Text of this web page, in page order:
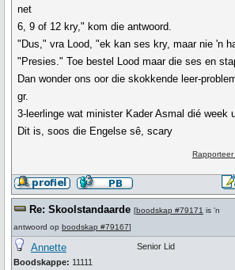
net
6, 9 of 12 kry," kom die antwoord.
"Dus," vra Lood, "ek kan ses kry, maar nie 'n
"Presies." Toe bestel Lood maar die ses en
Dan wonder ons oor die skokkende leer-
gr.
3-leerlinge wat minister Kader Asmal dié week
Dit is, soos die Engelse sê, scary
Re: Skoolstandaarde [boodskap #79171 is 'n
antwoord op boodskap #79167]
Annette
Boodskappe: 11111
Senior Lid